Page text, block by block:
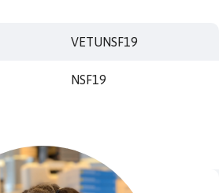
VETUNSF19
NSF19